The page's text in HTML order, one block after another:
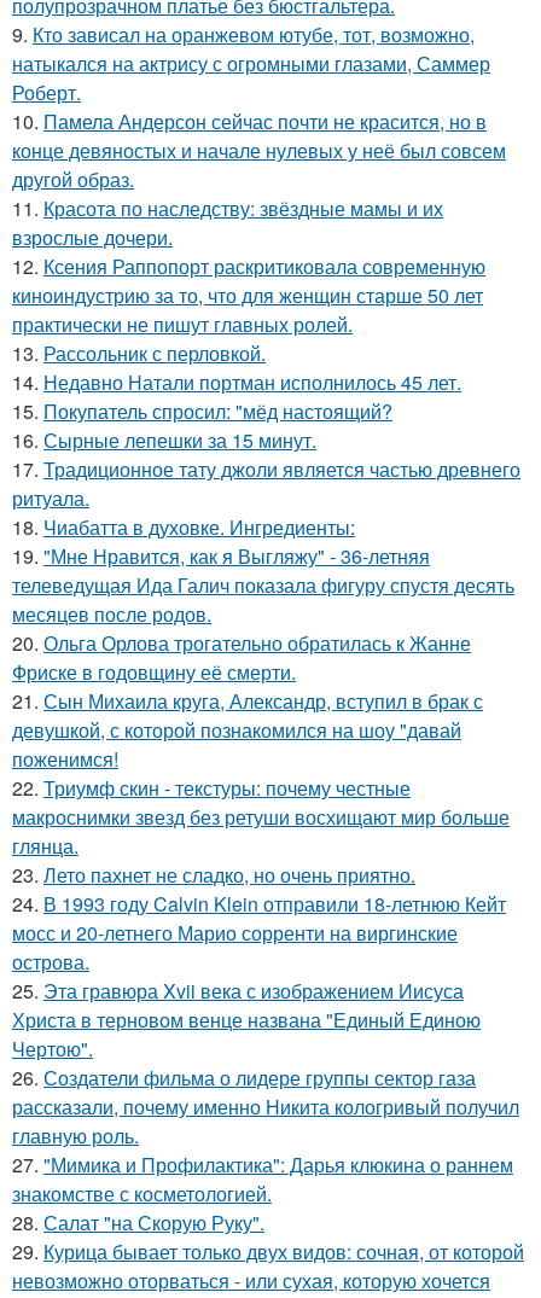
9. Кто зависал на оранжевом ютубе, тот, возможно,
натыкался на актрису с огромными глазами, Саммер
Роберт.
10. Памела Андерсон сейчас почти не красится, но в
конце девяностых и начале нулевых у неё был совсем
другой образ.
11. Красота по наследству: звёздные мамы и их
взрослые дочери.
12. Ксения Раппопорт раскритиковала современную
киноиндустрию за то, что для женщин старше 50 лет
практически не пишут главных ролей.
13. Рассольник с перловкой.
14. Недавно Натали портман исполнилось 45 лет.
15. Покупатель спросил: "мёд настоящий?
16. Сырные лепешки за 15 минут.
17. Традиционное тату джоли является частью древнего
ритуала.
18. Чиабатта в духовке. Ингредиенты:
19. "Мне Нравится, как я Выгляжу" - 36-летняя
телеведущая Ида Галич показала фигуру спустя десять
месяцев после родов.
20. Ольга Орлова трогательно обратилась к Жанне
Фриске в годовщину её смерти.
21. Сын Михаила круга, Александр, вступил в брак с
девушкой, с которой познакомился на шоу "давай
поженимся!
22. Триумф скин - текстуры: почему честные
макроснимки звезд без ретуши восхищают мир больше
глянца.
23. Лето пахнет не сладко, но очень приятно.
24. В 1993 году Calvin Klein отправили 18-летнюю Кейт
мосс и 20-летнего Марио сорренти на виргинские
острова.
25. Эта гравюра Xvii века с изображением Иисуса
Христа в терновом венце названа "Единый Единою
Чертою".
26. Создатели фильма о лидере группы сектор газа
рассказали, почему именно Никита кологривый получил
главную роль.
27. "Мимика и Профилактика": Дарья клюкина о раннем
знакомстве с косметологией.
28. Салат "на Скорую Руку".
29. Курица бывает только двух видов: сочная, от которой
невозможно оторваться - или сухая, которую хочется